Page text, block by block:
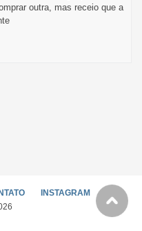
outra, mas receio que a
INSTAGRAM